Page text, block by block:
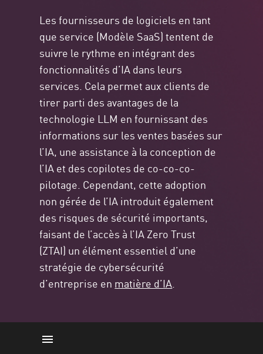
Les fournisseurs de logiciels en tant
que service (Modèle SaaS) tentent de
suivre le rythme en intégrant des
fonctionnalités d’IA dans leurs
services. Cela permet aux clients de
tirer parti des avantages de la
technologie LLM en fournissant des
informations sur les ventes basées sur
l’IA, une assistance à la conception de
l’IA et des copilotes de co-co-co-
pilotage. Cependant, cette adoption
non gérée de l’IA introduit également
des risques de sécurité importants,
faisant de l’accès à l’IA Zero Trust
(ZTAI) un élément essentiel d’une
stratégie de cybersécurité
d’entreprise en matière d’IA.